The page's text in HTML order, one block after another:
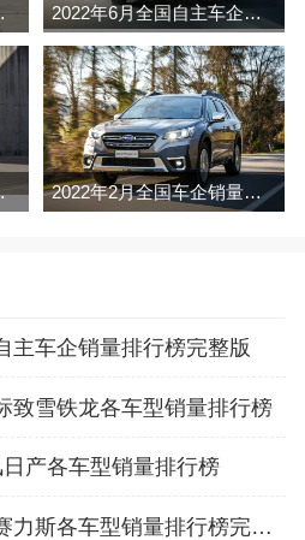
整版 2022年6月全国自主车企销量排行榜完整版
完整版 2022年2月全国车企销量排行榜完整版
主车企销量排行榜完整版
致雪铁龙各车型销量排行榜
产各车型销量排行榜
2025年9月全国赛力斯各车型销量排行榜完整版